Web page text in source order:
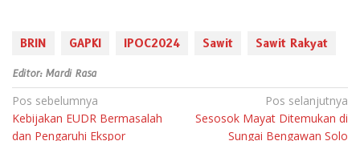
BRIN GAPKI IPOC2024 Sawit Sawit Rakyat
Editor: Mardi Rasa
Navigasi
pos
Pos sebelumnya
Kebijakan EUDR Bermasalah
dan Pengaruhi Ekspor
Pos selanjutnya
Sesosok Mayat Ditemukan di
Sungai Bengawan Solo